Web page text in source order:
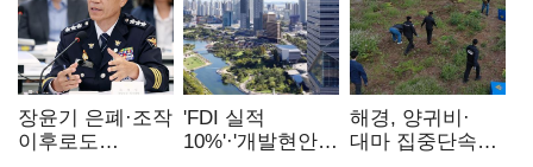
장윤기 은폐·조작
이후로도
'FDI 실적
10%'·'개발현안
해경, 양귀비·
대마 집중단속…